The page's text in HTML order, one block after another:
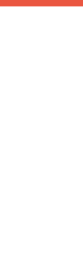
€
€